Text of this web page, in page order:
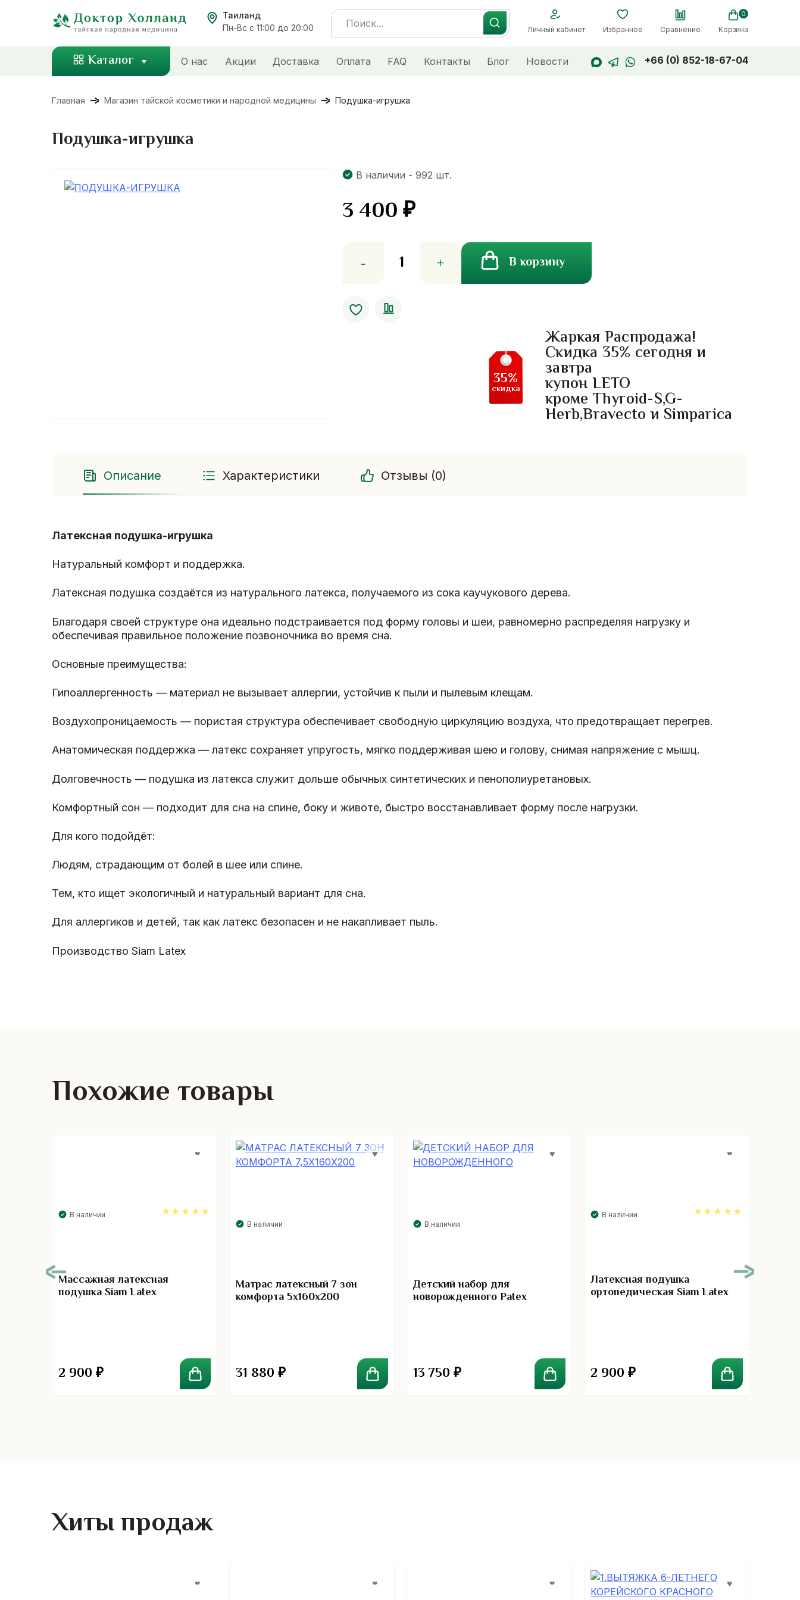
Таиланд
Пн-Вс с 11:00 до 20:00
Search
for:
Личный кабинет Избранное Сравнение
0
Корзина
Каталог О нас Акции Доставка Оплата FAQ Контакты Блог Новости +66 (0) 852-18-67-04
Главная Магазин тайской косметики и народной медицины Подушка-игрушка
Подушка-игрушка
В наличии - 992 шт.
3 400₽
товара
В корзину
Жаркая Распродажа!
Скидка 35% сегодня и
завтра
купон LETO
кроме Thyroid-S,G-
Herb,Bravecto и Simparica
35%
скидка
Описание Характеристики Отзывы (0)
Латексная подушка-игрушка
Натуральный комфорт и поддержка.
Латексная подушка создаётся из натурального латекса, получаемого из сока каучукового дерева.
Благодаря своей структуре она идеально подстраивается под форму головы и шеи, равномерно распределяя нагрузку и
обеспечивая правильное положение позвоночника во время сна.
Основные преимущества:
Гипоаллергенность — материал не вызывает аллергии, устойчив к пыли и пылевым клещам.
Воздухопроницаемость — пористая структура обеспечивает свободную циркуляцию воздуха, что предотвращает перегрев.
Анатомическая поддержка — латекс сохраняет упругость, мягко поддерживая шею и голову, снимая напряжение с мышц.
Долговечность — подушка из латекса служит дольше обычных синтетических и пенополиуретановых.
Комфортный сон — подходит для сна на спине, боку и животе, быстро восстанавливает форму после нагрузки.
Для кого подойдёт:
Людям, страдающим от болей в шее или спине.
Тем, кто ищет экологичный и натуральный вариант для сна.
Для аллергиков и детей, так как латекс безопасен и не накапливает пыль.
Производство Siam Latex
Похожие товары
В наличии
Массажная латексная
подушка Siam Latex
2 900 ₽
В наличии
Матрас латексный 7 зон
комфорта 5х160х200
31 880 ₽
В наличии
Детский набор для
новорожденного Patex
13 750 ₽
В наличии
Латексная подушка
ортопедическая Siam Latex
2 900 ₽
Хиты продаж